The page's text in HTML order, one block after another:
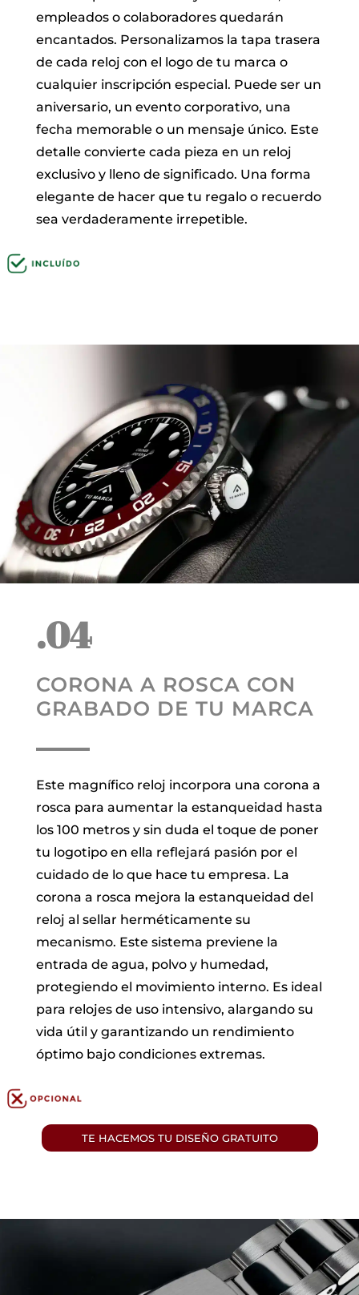
empleados o colaboradores quedarán
encantados. Personalizamos la tapa trasera
de cada reloj con el logo de tu marca o
cualquier inscripción especial. Puede ser un
aniversario, un evento corporativo, una
fecha memorable o un mensaje único. Este
detalle convierte cada pieza en un reloj
exclusivo y lleno de significado. Una forma
elegante de hacer que tu regalo o recuerdo
sea verdaderamente irrepetible.
.04
CORONA A ROSCA CON
GRABADO DE TU MARCA
Este magnífico reloj incorpora una corona a
rosca para aumentar la estanqueidad hasta
los 100 metros y sin duda el toque de poner
tu logotipo en ella reflejará pasión por el
cuidado de lo que hace tu empresa. La
corona a rosca mejora la estanqueidad del
reloj al sellar herméticamente su
mecanismo. Este sistema previene la
entrada de agua, polvo y humedad,
protegiendo el movimiento interno. Es ideal
para relojes de uso intensivo, alargando su
vida útil y garantizando un rendimiento
óptimo bajo condiciones extremas.
TE HACEMOS TU DISEÑO GRATUITO